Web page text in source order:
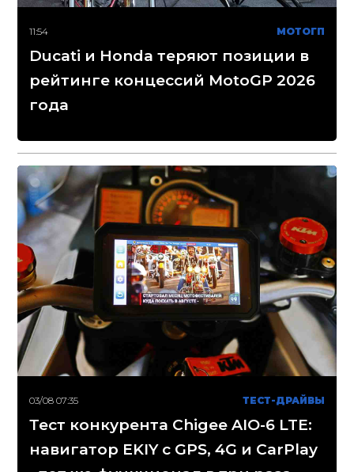
11:54 МОТОГП
Ducati и Honda теряют позиции в
рейтинге концессий MotoGP 2026
года
03/08 07:35 ТЕСТ-ДРАЙВЫ
Тест конкурента Chigee AIO-6 LTE:
навигатор EKIY с GPS, 4G и CarPlay